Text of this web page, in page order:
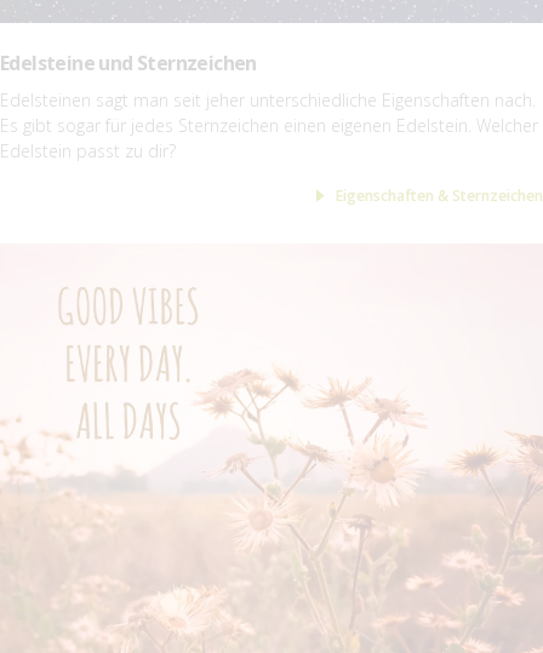
Edelsteine und Sternzeichen
Edelsteinen sagt man seit jeher unterschiedliche Eigenschaften nach.
Es gibt sogar für jedes Sternzeichen einen eigenen Edelstein. Welcher
Edelstein passt zu dir?
Eigenschaften & Sternzeichen